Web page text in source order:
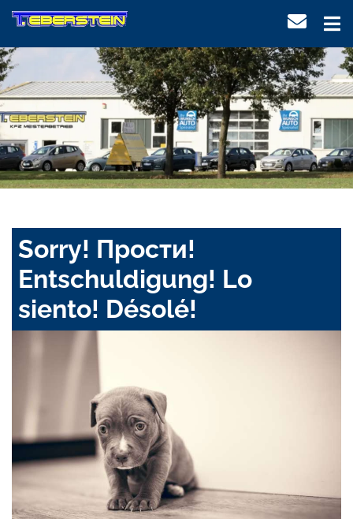
Sorry! Прости!
Entschuldigung! Lo
siento! Désolé!